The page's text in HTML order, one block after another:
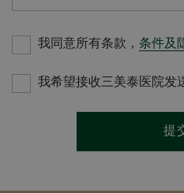
我同意所有条款， 条件及
我希望接收三美泰医院发
提